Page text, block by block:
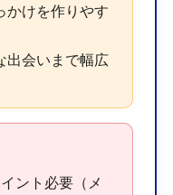
かけを作りやす
出会いまで幅広
ント必要（メ